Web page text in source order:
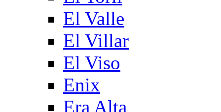
El Valle
El Villar
El Viso
Enix
Era Alta